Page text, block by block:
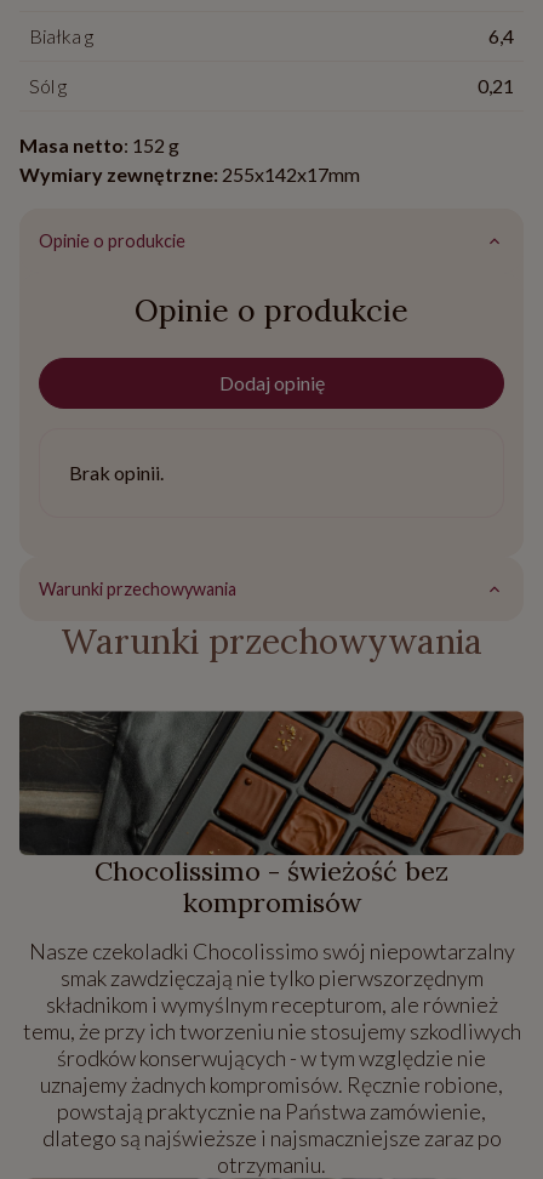
Białka g 6,4
Sól g 0,21
Masa netto: 152 g
Wymiary zewnętrzne: 255x142x17mm
Opinie o produkcie
Opinie o produkcie
Dodaj opinię
Brak opinii.
Warunki przechowywania
Warunki przechowywania
Chocolissimo - świeżość bez
kompromisów
Nasze czekoladki Chocolissimo swój niepowtarzalny
smak zawdzięczają nie tylko pierwszorzędnym
składnikom i wymyślnym recepturom, ale również
temu, że przy ich tworzeniu nie stosujemy szkodliwych
środków konserwujących - w tym względzie nie
uznajemy żadnych kompromisów. Ręcznie robione,
powstają praktycznie na Państwa zamówienie,
dlatego są najświeższe i najsmaczniejsze zaraz po
otrzymaniu.